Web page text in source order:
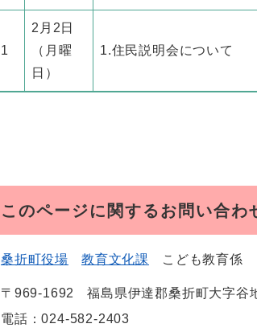
1
2月2日
（月曜
日）
1.住民説明会について
このページに関するお問い合わ
桑折町役場 教育文化課 こども教育係
〒969-1692
福島県伊達郡桑折町大字谷
電話：024-582-2403